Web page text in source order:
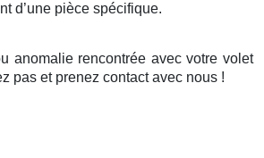
d’une pièce spécifique.
anomalie rencontrée avec votre volet
pas et prenez contact avec nous !